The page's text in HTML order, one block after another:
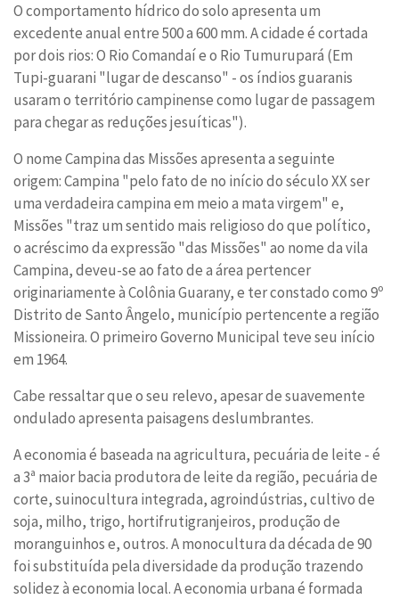
O comportamento hídrico do solo apresenta um
excedente anual entre 500 a 600 mm. A cidade é cortada
por dois rios: O Rio Comandaí e o Rio Tumurupará (Em
Tupi-guarani "lugar de descanso" - os índios guaranis
usaram o território campinense como lugar de passagem
para chegar as reduções jesuíticas").
O nome Campina das Missões apresenta a seguinte
origem: Campina "pelo fato de no início do século XX ser
uma verdadeira campina em meio a mata virgem" e,
Missões "traz um sentido mais religioso do que político,
o acréscimo da expressão "das Missões" ao nome da vila
Campina, deveu-se ao fato de a área pertencer
originariamente à Colônia Guarany, e ter constado como 9º
Distrito de Santo Ângelo, município pertencente a região
Missioneira. O primeiro Governo Municipal teve seu início
em 1964.
Cabe ressaltar que o seu relevo, apesar de suavemente
ondulado apresenta paisagens deslumbrantes.
A economia é baseada na agricultura, pecuária de leite - é
a 3ª maior bacia produtora de leite da região, pecuária de
corte, suinocultura integrada, agroindústrias, cultivo de
soja, milho, trigo, hortifrutigranjeiros, produção de
moranguinhos e, outros. A monocultura da década de 90
foi substituída pela diversidade da produção trazendo
solidez à economia local. A economia urbana é formada